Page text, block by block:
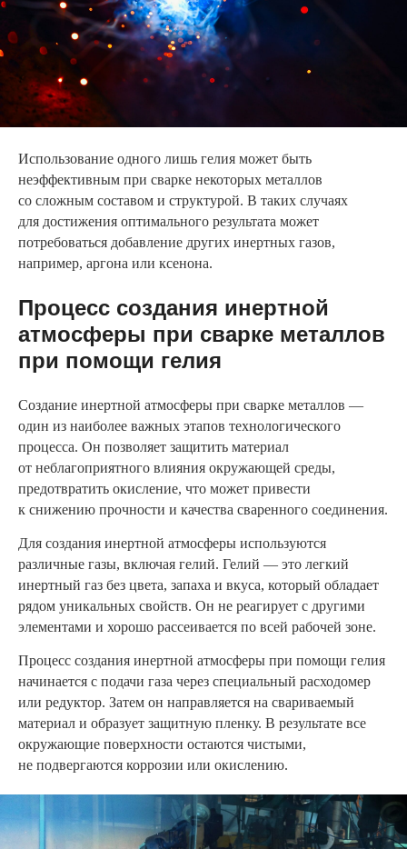
Использование одного лишь гелия может быть
неэффективным при сварке некоторых металлов
со сложным составом и структурой. В таких случаях
для достижения оптимального результата может
потребоваться добавление других инертных газов,
например, аргона или ксенона.
Процесс создания инертной
атмосферы при сварке металлов
при помощи гелия
Создание инертной атмосферы при сварке металлов —
один из наиболее важных этапов технологического
процесса. Он позволяет защитить материал
от неблагоприятного влияния окружающей среды,
предотвратить окисление, что может привести
к снижению прочности и качества сваренного соединения.
Для создания инертной атмосферы используются
различные газы, включая гелий. Гелий — это легкий
инертный газ без цвета, запаха и вкуса, который обладает
рядом уникальных свойств. Он не реагирует с другими
элементами и хорошо рассеивается по всей рабочей зоне.
Процесс создания инертной атмосферы при помощи гелия
начинается с подачи газа через специальный расходомер
или редуктор. Затем он направляется на свариваемый
материал и образует защитную пленку. В результате все
окружающие поверхности остаются чистыми,
не подвергаются коррозии или окислению.